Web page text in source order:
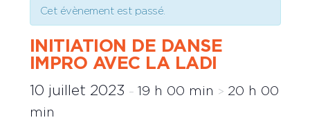
Cet évènement est passé.
INITIATION DE DANSE
IMPRO AVEC LA LADI
10 juillet 2023 – 19 h 00 min > 20 h 00
min